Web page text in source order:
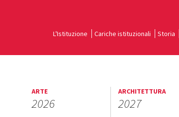
L'Istituzione Cariche istituzionali Storia
ARTE
2026
ARCHITETTURA
2027